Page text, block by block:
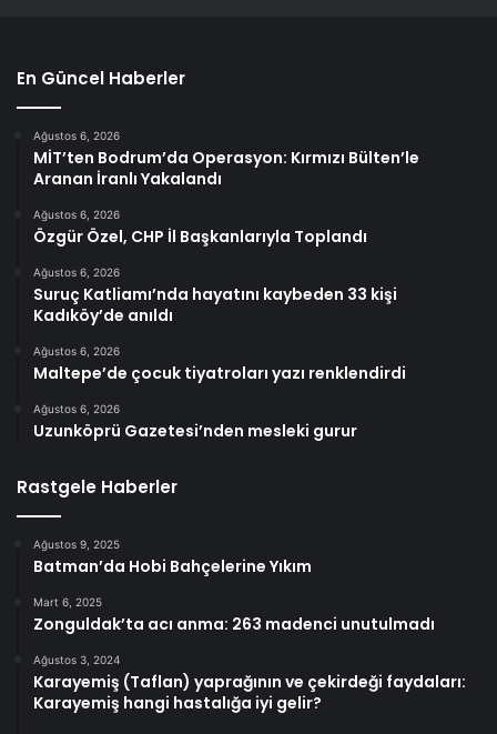
En Güncel Haberler
Ağustos 6, 2026
MİT’ten Bodrum’da Operasyon: Kırmızı Bülten’le
Aranan İranlı Yakalandı
Ağustos 6, 2026
Özgür Özel, CHP İl Başkanlarıyla Toplandı
Ağustos 6, 2026
Suruç Katliamı’nda hayatını kaybeden 33 kişi
Kadıköy’de anıldı
Ağustos 6, 2026
Maltepe’de çocuk tiyatroları yazı renklendirdi
Ağustos 6, 2026
Uzunköprü Gazetesi’nden mesleki gurur
Rastgele Haberler
Ağustos 9, 2025
Batman’da Hobi Bahçelerine Yıkım
Mart 6, 2025
Zonguldak’ta acı anma: 263 madenci unutulmadı
Ağustos 3, 2024
Karayemiş (Taflan) yaprağının ve çekirdeği faydaları:
Karayemiş hangi hastalığa iyi gelir?